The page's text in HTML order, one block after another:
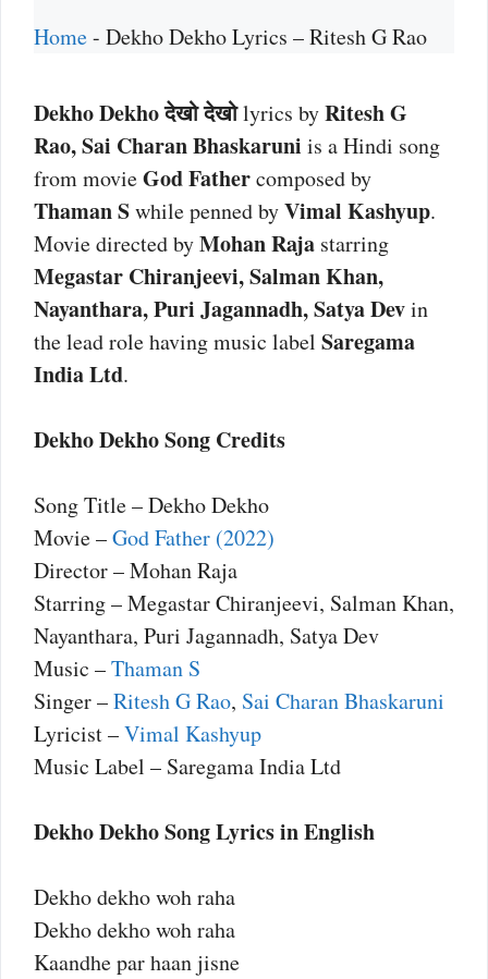
Home- Dekho Dekho Lyrics – Ritesh G Rao
Dekho Dekho देखो देखोlyrics byRitesh G
Rao, Sai Charan Bhaskaruni is a Hindi song
from movieGod Fathercomposed by
Thaman Swhile penned byVimal Kashyup.
Movie directed byMohan Raja starring
Megastar Chiranjeevi, Salman Khan,
Nayanthara, Puri Jagannadh, Satya Devin
the lead role having music label Saregama
India Ltd.
Dekho Dekho Song Credits
Song Title – Dekho Dekho
Movie –God Father (2022)
Director – Mohan Raja
Starring – Megastar Chiranjeevi, Salman Khan,
Nayanthara, Puri Jagannadh, Satya Dev
Music –Thaman S
Singer –Ritesh G Rao, Sai Charan Bhaskaruni
Lyricist –Vimal Kashyup
Music Label – Saregama India Ltd
Dekho Dekho Song Lyrics in English
Dekho dekho woh raha
Dekho dekho woh raha
Kaandhe par haan jisne